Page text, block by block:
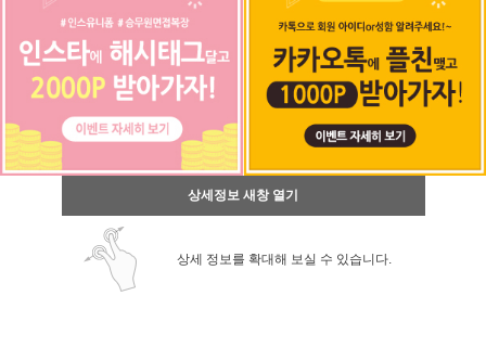
상세정보 새창 열기
상세 정보를 확대해 보실 수 있습니다.